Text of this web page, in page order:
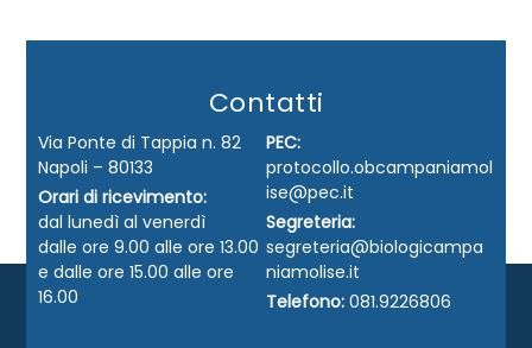
Contatti
Via Ponte di Tappia n. 82
Napoli – 80133
Orari di ricevimento:
dal lunedì al venerdì
dalle ore 9.00 alle ore 13.00
e dalle ore 15.00 alle ore
16.00
PEC:
protocollo.obcampaniamol
ise@pec.it
Segreteria:
segreteria@biologicampa
niamolise.it
Telefono: 081.9226806